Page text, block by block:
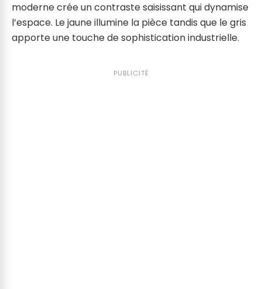
moderne crée un contraste saisissant qui dynamise
l’espace. Le jaune illumine la pièce tandis que le gris
apporte une touche de sophistication industrielle.
PUBLICITÉ